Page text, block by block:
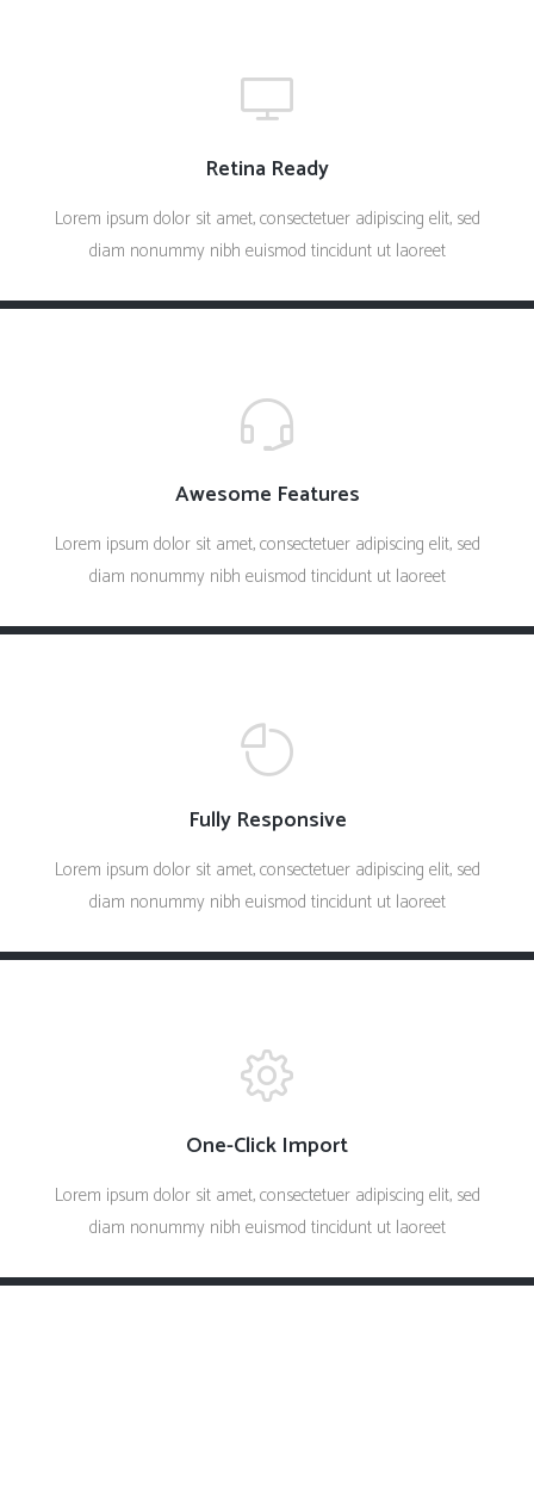
Retina Ready
Lorem ipsum dolor sit amet, consectetuer adipiscing elit, sed
diam nonummy nibh euismod tincidunt ut laoreet
Awesome Features
Lorem ipsum dolor sit amet, consectetuer adipiscing elit, sed
diam nonummy nibh euismod tincidunt ut laoreet
Fully Responsive
Lorem ipsum dolor sit amet, consectetuer adipiscing elit, sed
diam nonummy nibh euismod tincidunt ut laoreet
One-Click Import
Lorem ipsum dolor sit amet, consectetuer adipiscing elit, sed
diam nonummy nibh euismod tincidunt ut laoreet